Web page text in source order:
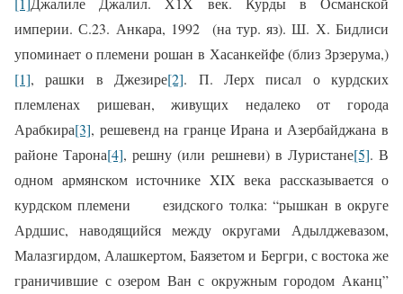
империи. С.23. Анкара, 1992 (на тур. яз).Ш. Х. Бидлиси
упоминает о племени рошан в Хасанкейфе (близ Зрзерума,)
[1], рашки в Джезире[2]. П. Лерх писал о курдских
племленах ришеван, живущих недалеко от города
Арабкира[3], решевенд на гранце Ирана и Азербайджана в
районе Тарона[4], решну (или решневи) в Луристане[5].В
одном армянском источнике XIX века рассказывается о
курдском племени езидского толка: “рышкан в округе
Ардшис, наводящийся между округами Адылджевазом,
Малазгирдом, Алашкертом, Баязетом и Бергри, с востока же
граничившие с озером Ван с окружным городом Аканц”